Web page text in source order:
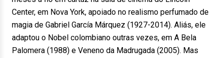
Center, em Nova York, apoiado no realismo perfumado de
magia de Gabriel García Márquez (1927-2014). Aliás, ele
adaptou o Nobel colombiano outras vezes, em A Bela
Palomera (1988) e Veneno da Madrugada (2005). Mas